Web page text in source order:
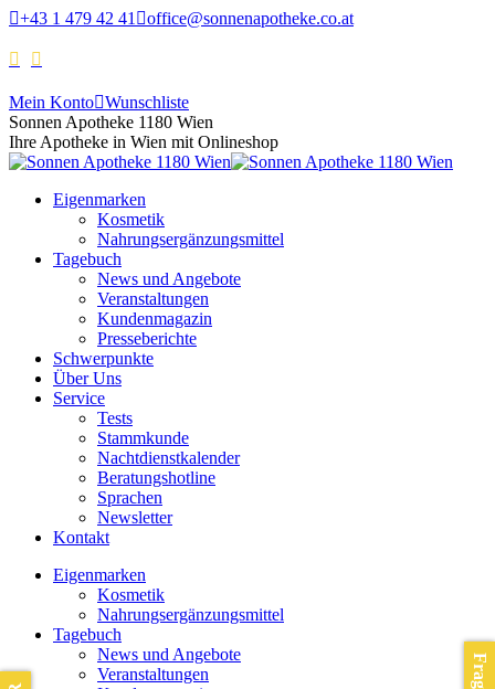
+43 1 479 42 41 office@sonnenapotheke.co.at
Mein Konto Wunschliste
Sonnen Apotheke 1180 Wien
Ihre Apotheke in Wien mit Onlineshop
Eigenmarken
Kosmetik
Nahrungsergänzungsmittel
Tagebuch
News und Angebote
Veranstaltungen
Kundenmagazin
Presseberichte
Schwerpunkte
Über Uns
Service
Tests
Stammkunde
Nachtdienstkalender
Beratungshotline
Sprachen
Newsletter
Kontakt
Eigenmarken
Kosmetik
Nahrungsergänzungsmittel
Tagebuch
News und Angebote
Veranstaltungen